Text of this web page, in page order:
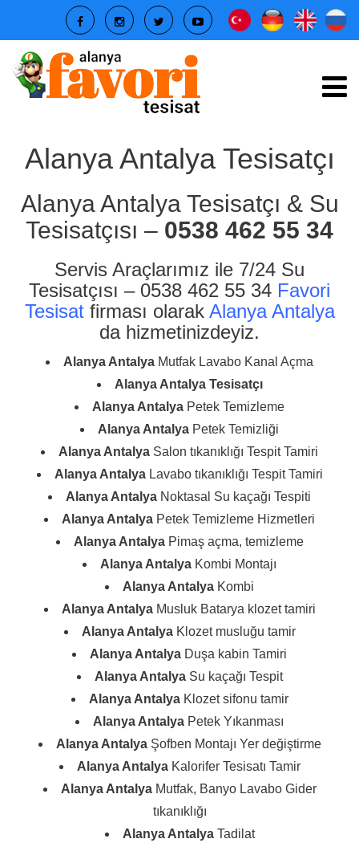
Alanya Antalya Tesisatçı
Alanya Antalya Tesisatçı & Su
Tesisatçısı – 0538 462 55 34
Servis Araçlarımız ile 7/24 Su
Tesisatçısı – 0538 462 55 34 Favori
Tesisatfirması olarak Alanya Antalya
da hizmetinizdeyiz.
Alanya Antalya Mutfak Lavabo Kanal Açma
Alanya Antalya Tesisatçı
Alanya Antalya Petek Temizleme
Alanya Antalya Petek Temizliği
Alanya Antalya Salon tıkanıklığı Tespit Tamiri
Alanya Antalya Lavabo tıkanıklığı Tespit Tamiri
Alanya Antalya Noktasal Su kaçağı Tespiti
Alanya Antalya Petek Temizleme Hizmetleri
Alanya Antalya Pimaş açma, temizleme
Alanya Antalya Kombi Montajı
Alanya Antalya Kombi
Alanya Antalya Musluk Batarya klozet tamiri
Alanya Antalya Klozet musluğu tamir
Alanya Antalya Duşa kabin Tamiri
Alanya Antalya Su kaçağı Tespit
Alanya Antalya Klozet sifonu tamir
Alanya Antalya Petek Yıkanması
Alanya Antalya Şofben Montajı Yer değiştirme
Alanya Antalya Kalorifer Tesisatı Tamir
Alanya Antalya Mutfak, Banyo Lavabo Gider
tıkanıklığı
Alanya Antalya Tadilat